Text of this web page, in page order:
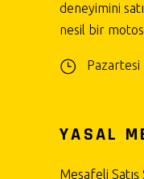
deneyimini
nesil bir
Pazartesi
YASAL
Mesafeli Satış